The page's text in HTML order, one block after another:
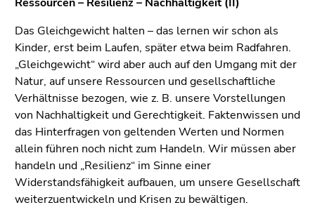
Link.
Zum
Inhalt
(Zugriffstaste
1)
Zur
Positionsanzeige
(Zugriffstaste
2)
Zur
Das Gleichgewicht halten – das lernen wir schon als
Kinder, erst beim Laufen, später etwa beim Radfahren.
„Gleichgewicht“ wird aber auch auf den Umgang mit der
Natur, auf unsere Ressourcen und gesellschaftliche
Verhältnisse bezogen, wie z. B. unsere Vorstellungen
von Nachhaltigkeit und Gerechtigkeit. Faktenwissen und
das Hinterfragen von geltenden Werten und Normen
allein führen noch nicht zum Handeln. Wir müssen aber
handeln und „Resilienz“ im Sinne einer
Widerstandsfähigkeit aufbauen, um unsere Gesellschaft
weiterzuentwickeln und Krisen zu bewältigen.